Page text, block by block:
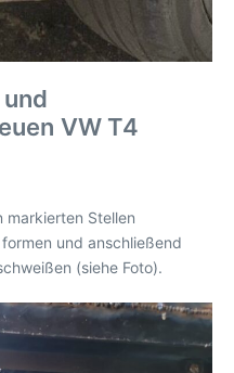
VW T4
markierten Stellen
und anschließend
(siehe Foto).